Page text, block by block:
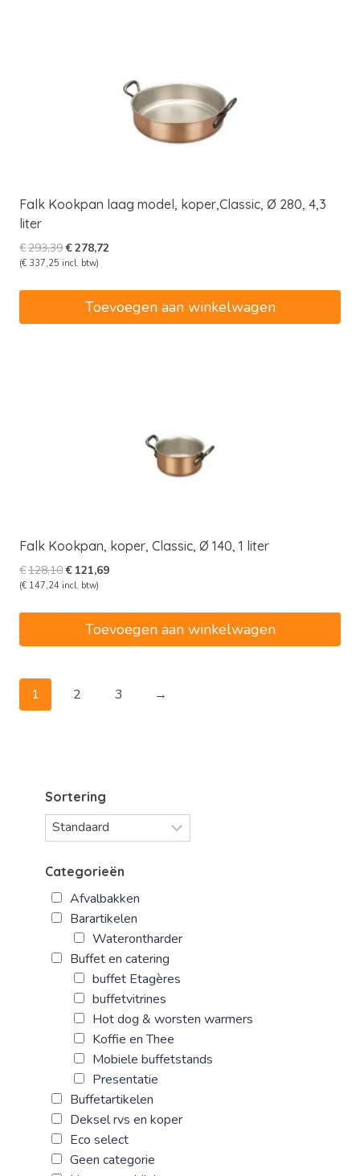
Falk Kookpan laag model, koper,Classic, Ø 280, 4,3
liter
€293,39Oorspronkelijke
prijs
€278,72
(€ 337,25 incl. btw)
Toevoegen aan winkelwagen
Falk Kookpan, koper, Classic, Ø 140, 1 liter
€128,10Oorspronkelijke
prijs
€128,10.
€ 121,69Huidige
(€ 147,24 incl. btw)
Toevoegen aan winkelwagen
1 2 3 →
Sortering
Categorieën
Afvalbakken
Barartikelen
Waterontharder
Buffet en catering
buffet Etagères
buffetvitrines
Hot dog & worsten warmers
Koffie en Thee
Mobiele buffetstands
Presentatie
Buffetartikelen
Deksel rvs en koper
Eco select
Geen categorie